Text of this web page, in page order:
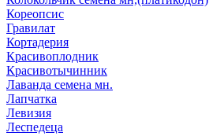
Кореопсис
Гравилат
Кортадерия
Красивоплодник
Красивотычинник
Лаванда семена мн.
Лапчатка
Левизия
Леспедеца